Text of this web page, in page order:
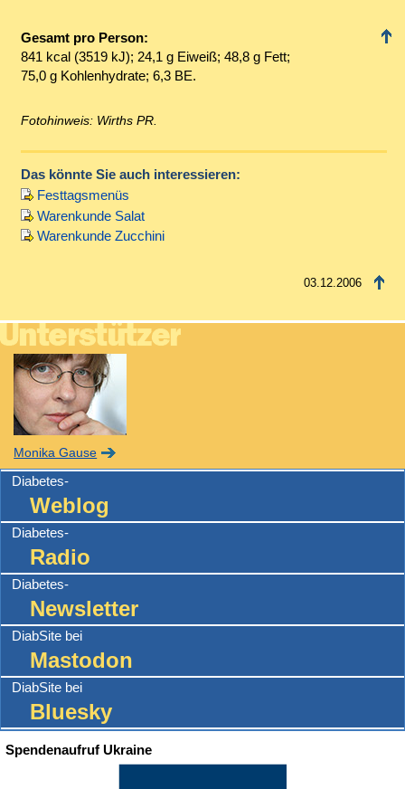
Gesamt pro Person:
841 kcal (3519 kJ); 24,1 g Eiweiß; 48,8 g Fett;
75,0 g Kohlenhydrate; 6,3 BE.
Fotohinweis: Wirths PR.
Das könnte Sie auch interessieren:
Festtagsmenüs
Warenkunde Salat
Warenkunde Zucchini
03.12.2006
Monika Gause
Diabetes-
Weblog
Diabetes-
Radio
Diabetes-
Newsletter
DiabSite bei
Mastodon
DiabSite bei
Bluesky
Spendenaufruf Ukraine